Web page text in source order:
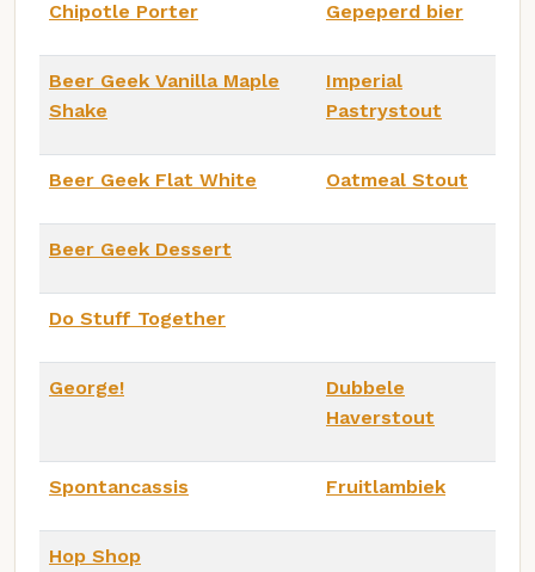
Chipotle Porter Gepeperd bier
Beer Geek Vanilla Maple
Shake
Imperial
Pastrystout
Beer Geek Flat White Oatmeal Stout
Beer Geek Dessert
Do Stuff Together
George!
Dubbele
Haverstout
Spontancassis Fruitlambiek
Hop Shop